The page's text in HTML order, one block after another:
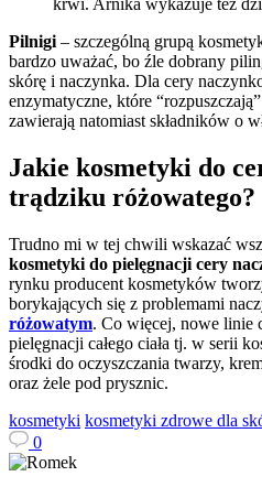
krwi. Arnika wykazuje też
Pilnigi – szczególną grupą
bardzo uważać, bo źle dobrany
skórę i naczynka. Dla cery
enzymatyczne, które
zawierają natomiast składników o
Jakie kosmetyki do
trądziku różowatego?
Trudno mi w tej chwili wskazać
kosmetyki do pielęgnacji cery
rynku producent kosmetyków
borykających się z problemami
różowatym. Co więcej, nowe linie
pielęgnacji całego ciała tj. w serii
środki do oczyszczania twarzy,
oraz żele pod prysznic.
kosmetyki kosmetyki zdrowe dla
0